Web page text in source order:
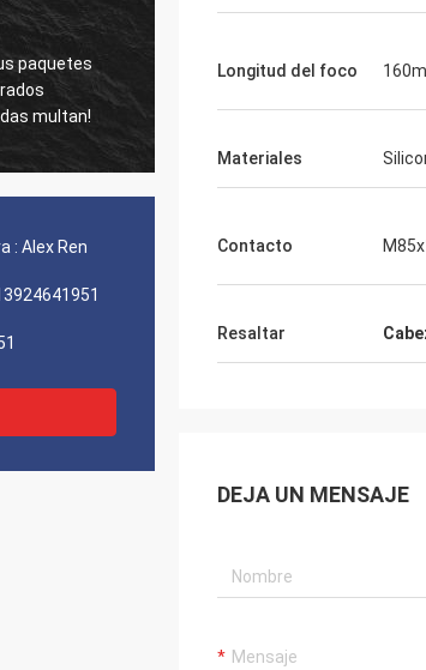
conocerme
sobre
más
Me gusta su
La máquina mira robusto…
: Alex Ren
Longitud del foco
Materiales
Contacto
Resaltar
DEJA UN MENSAJE